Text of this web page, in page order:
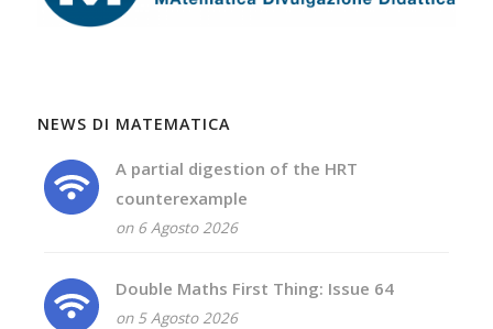
NEWS DI MATEMATICA
A partial digestion of the HRT
counterexample
on 6 Agosto 2026
Double Maths First Thing: Issue 64
on 5 Agosto 2026